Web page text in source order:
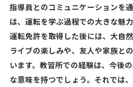
指導員とのコミュニケーションを
は、運転を学ぶ過程での大きな魅
運転免許を取得した後には、大自
ライブの楽しみや、友人や家族と
います。教習所での経験は、今後
な意味を持つでしょう。それでは